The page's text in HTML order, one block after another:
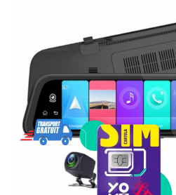
Telefoane mobile Blackview
Telefoane mobile OSCAL
Telefoane mobile Fossibot
Telefoane mobile Lagenio
Telefoane mobile Samsung
Telefoane mobile iSEN
Telefoane mobile F150
Telefoane mobile HUAWEI
Telefoane mobile iHunt